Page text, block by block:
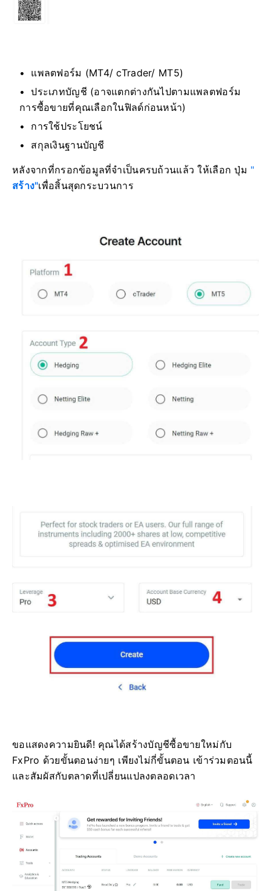
แพลตฟอร์ม (MT4/ cTrader/ MT5)
ประเภทบัญชี (อาจแตกต่างกันไปตามแพลตฟอร์ม
การซื้อขายที่คุณเลือกในฟิลด์ก่อนหน้า)
การใช้ประโยชน์
สกุลเงินฐานบัญชี
หลังจากที่กรอกข้อมูลที่จำเป็นครบถ้วนแล้ว ให้เลือก ปุ่ม "
สร้าง"เพื่อสิ้นสุดกระบวนการ
ขอแสดงความยินดี! คุณได้สร้างบัญชีซื้อขายใหม่กับ
FxPro ด้วยขั้นตอนง่ายๆ เพียงไม่กี่ขั้นตอน เข้าร่วมตอนนี้
และสัมผัสกับตลาดที่เปลี่ยนแปลงตลอดเวลา